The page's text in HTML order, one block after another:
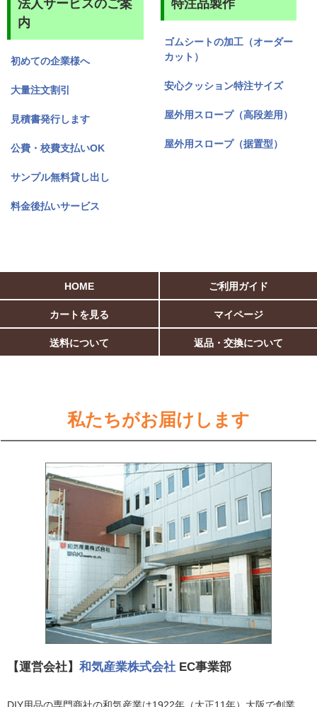
法人サービスのご案
内
初めての企業様へ
大量注文割引
見積書発行します
公費・校費支払いOK
サンプル無料貸し出し
料金後払いサービス
特注品製作
ゴムシートの加工（オーダー
カット）
安心クッション特注サイズ
屋外用スロープ（高段差用）
屋外用スロープ（据置型）
HOME ご利用ガイド
カートを見る マイページ
送料について 返品・交換について
私たちがお届けします
【運営会社】 和気産業株式会社 EC事業部